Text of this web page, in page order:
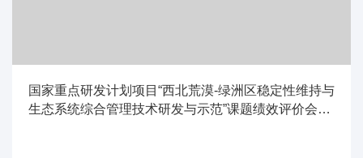
国家重点研发计划项目“西北荒漠-绿洲区稳定性维持与
生态系统综合管理技术研发与示范”课题绩效评价会召